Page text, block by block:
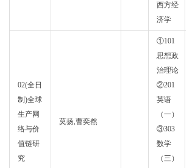
西方经
济学
02(全日
制)全球
生产网
络与价
值链研
究
莫扬,曹奕然
①101
思想政
治理论
②201
英语
（一）
③303
数学
（三）